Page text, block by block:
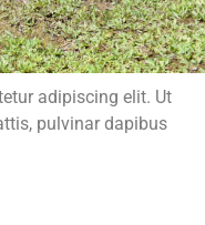
adipiscing elit. Ut
pulvinar dapibus